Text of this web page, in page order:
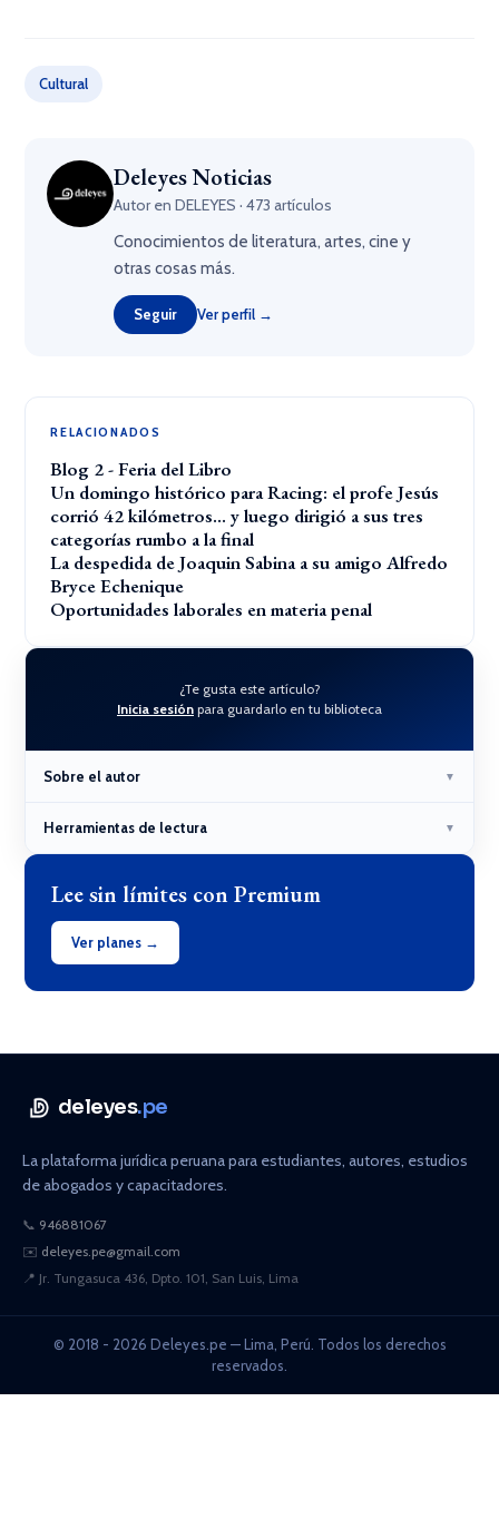
Cultural
Deleyes Noticias
Autor en DELEYES · 473 artículos
Conocimientos de literatura, artes, cine y
otras cosas más.
Seguir Ver perfil →
RELACIONADOS
Blog 2 - Feria del Libro
Un domingo histórico para Racing: el profe Jesús
corrió 42 kilómetros… y luego dirigió a sus tres
categorías rumbo a la final
La despedida de Joaquin Sabina a su amigo Alfredo
Bryce Echenique
Oportunidades laborales en materia penal
¿Te gusta este artículo?
Inicia sesión para guardarlo en tu biblioteca
Sobre el autor ▼
Herramientas de lectura ▼
Lee sin límites con Premium
Ver planes →
deleyes.pe
La plataforma jurídica peruana para estudiantes, autores, estudios
de abogados y capacitadores.
📞 946881067
✉️ deleyes.pe@gmail.com
📍 Jr. Tungasuca 436, Dpto. 101, San Luis, Lima
© 2018 - 2026 Deleyes.pe — Lima, Perú. Todos los derechos
reservados.